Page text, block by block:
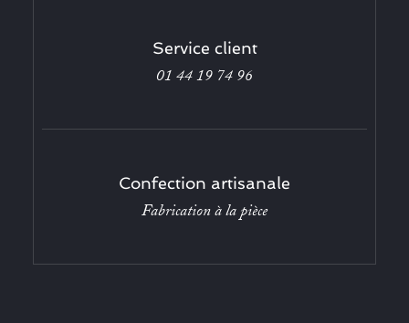
Service client
01 44 19 74 96
Confection artisanale
Fabrication à la pièce